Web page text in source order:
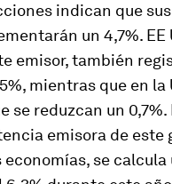
indican que
un 4,7%. EE
emisor, también
mientras que en la
se reduzcan un 0,7%.
emisora de este
se calcula